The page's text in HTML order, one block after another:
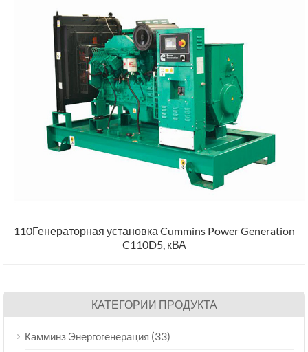
110Генераторная установка Cummins Power Generation
C110D5, кВА
КАТЕГОРИИ ПРОДУКТА
Камминз Энергогенерация (33)